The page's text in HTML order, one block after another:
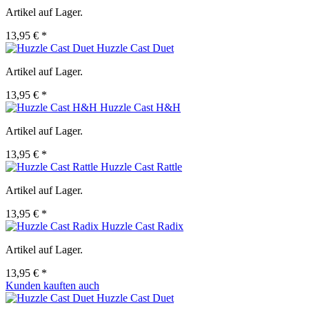
Artikel auf Lager.
13,95 € *
Huzzle Cast Duet
Artikel auf Lager.
13,95 € *
Huzzle Cast H&H
Artikel auf Lager.
13,95 € *
Huzzle Cast Rattle
Artikel auf Lager.
13,95 € *
Huzzle Cast Radix
Artikel auf Lager.
13,95 € *
Kunden kauften auch
Huzzle Cast Duet